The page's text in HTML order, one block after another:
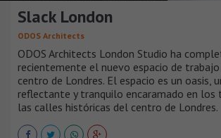
Slack London
ODOS Architects
ODOS Architects London Studio ha
recientemente el nuevo espacio de
centro de Londres. El espacio es un oasis,
reflectante y tranquilo encaramado en los
las calles históricas del centro de Londres.